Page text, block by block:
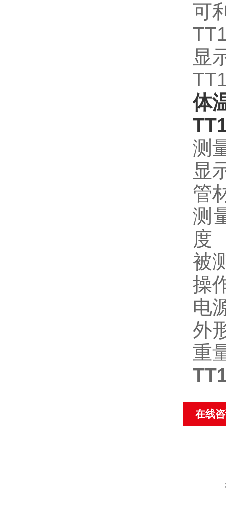
可
显
体
测
显
管
测
被
操
电
外
重
在线